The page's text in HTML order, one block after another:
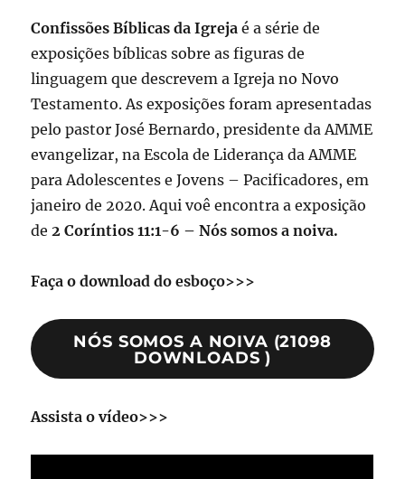
Confissões Bíblicas da Igreja é a série de
exposições bíblicas sobre as figuras de
linguagem que descrevem a Igreja no Novo
Testamento. As exposições foram apresentadas
pelo pastor José Bernardo, presidente da AMME
evangelizar, na Escola de Liderança da AMME
para Adolescentes e Jovens – Pacificadores, em
janeiro de 2020. Aqui voê encontra a exposição
de2 Coríntios 11:1-6 – Nós somos a noiva.
Faça o download do esboço>>>
NÓS SOMOS A NOIVA (21098
DOWNLOADS )
Assista o vídeo>>>